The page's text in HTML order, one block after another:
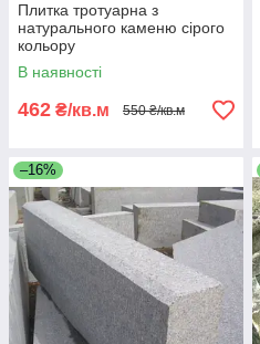
Плитка тротуарна з
натурального каменю сірого
кольору
В наявності
462 ₴/кв.м 550 ₴/кв.м
–16%